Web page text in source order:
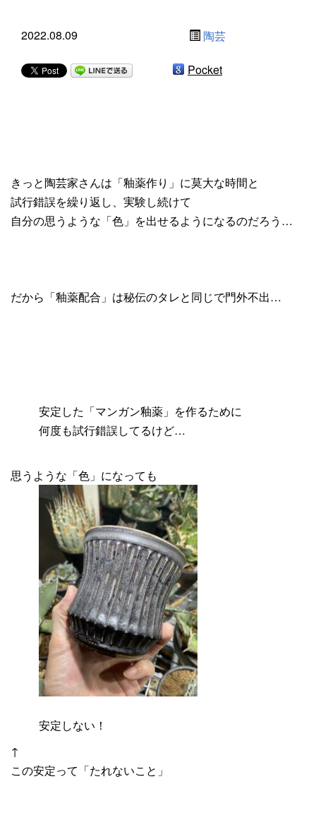
2022.08.09 陶芸
Pocket
きっと陶芸家さんは「釉薬作り」に莫大な時間と
試行錯誤を繰り返し、実験し続けて
自分の思うような「色」を出せるようになるのだろう…
だから「釉薬配合」は秘伝のタレと同じで門外不出…
安定した「マンガン釉薬」を作るために
何度も試行錯誤してるけど…
思うような「色」になっても
安定しない！
↑
この安定って「たれないこと」